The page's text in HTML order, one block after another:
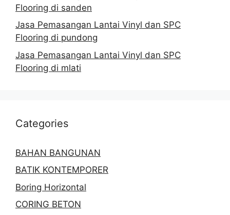
Flooring di sanden
Jasa Pemasangan Lantai Vinyl dan SPC
Flooring di pundong
Jasa Pemasangan Lantai Vinyl dan SPC
Flooring di mlati
Categories
BAHAN BANGUNAN
BATIK KONTEMPORER
Boring Horizontal
CORING BETON